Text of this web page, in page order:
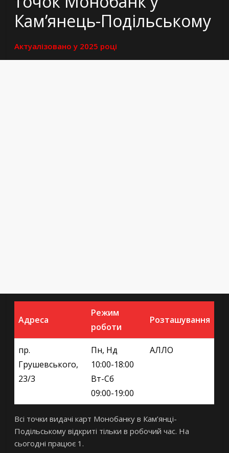
Кам’янець-Подільському
Актуалізовано у 2025 році
Адреса
Режим
роботи
Розташування
пр.
Грушевського,
23/3
Пн, Нд
10:00-18:00
Вт-Сб
09:00-19:00
АЛЛО
Всі точки видачі карт Монобанку в Кам’янці-
Подільському відкриті тільки в робочий час. На
сьогодні працює 1.